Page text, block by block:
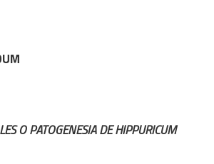
O PATOGENESIA DE HIPPURICUM